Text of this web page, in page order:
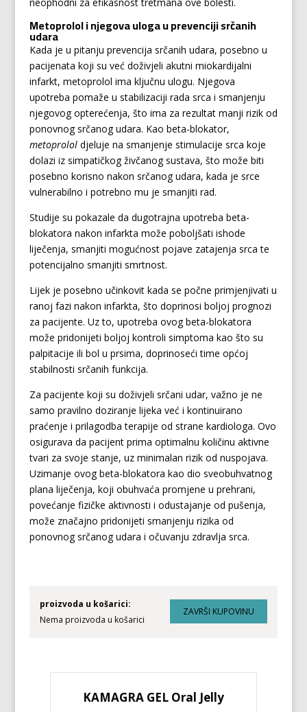
Metoprolol i njegova uloga u prevenciji srčanih
udara
Kada je u pitanju prevencija srčanih udara, posebno u
pacijenata koji su već doživjeli akutni miokardijalni
infarkt, metoprolol ima ključnu ulogu. Njegova
upotreba pomaže u stabilizaciji rada srca i smanjenju
njegovog opterećenja, što ima za rezultat manji rizik od
ponovnog srčanog udara. Kao beta-blokator,
metoprololdjeluje na smanjenje stimulacije srca koje
dolazi iz simpatičkog živčanog sustava, što može biti
posebno korisno nakon srčanog udara, kada je srce
vulnerabilno i potrebno mu je smanjiti rad.
Studije su pokazale da dugotrajna upotreba beta-
blokatora nakon infarkta može poboljšati ishode
liječenja, smanjiti mogućnost pojave zatajenja srca te
potencijalno smanjiti smrtnost.
Lijek je posebno učinkovit kada se počne primjenjivati u
ranoj fazi nakon infarkta, što doprinosi boljoj prognozi
za pacijente. Uz to, upotreba ovog beta-blokatora
može pridonijeti boljoj kontroli simptoma kao što su
palpitacije ili bol u prsima, doprinoseći time općoj
stabilnosti srčanih funkcija.
Za pacijente koji su doživjeli srčani udar, važno je ne
samo pravilno doziranje lijeka već i kontinuirano
praćenje i prilagodba terapije od strane kardiologa. Ovo
osigurava da pacijent prima optimalnu količinu aktivne
tvari za svoje stanje, uz minimalan rizik od nuspojava.
Uzimanje ovog beta-blokatora kao dio sveobuhvatnog
plana liječenja, koji obuhvaća promjene u prehrani,
povećanje fizičke aktivnosti i odustajanje od pušenja,
može značajno pridonijeti smanjenju rizika od
ponovnog srčanog udara i očuvanju zdravlja srca.
proizvoda u košarici:
Nema proizvoda u košarici
KAMAGRA GEL Oral Jelly